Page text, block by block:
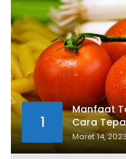
1
Manfaat
Cara
Maret 14,